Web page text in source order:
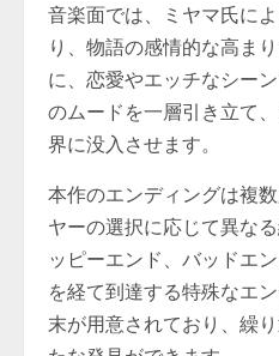
音楽面では、ミヤマ氏に
り、物語の感情的な高ま
に、恋愛やエッチなシー
のムードを一層引き立て
界に没入させます。
本作のエンディングは複
ヤーの選択に応じて異な
ッピーエンド、バッドエ
を経て到達する特殊なエ
末が用意されており、繰